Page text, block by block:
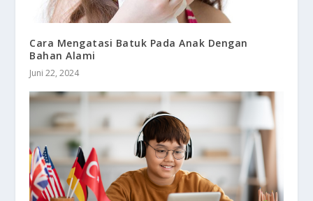
Cara Mengatasi Batuk Pada Anak Dengan
Bahan Alami
Juni 22, 2024